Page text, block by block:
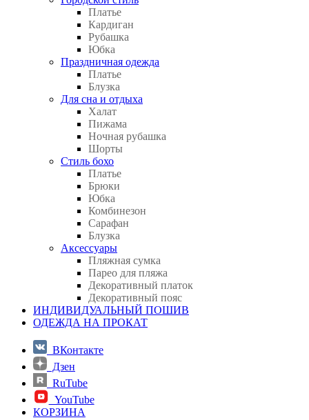
Платье
Кардиган
Рубашка
Юбка
Праздничная одежда
Платье
Блузка
Для сна и отдыха
Халат
Пижама
Ночная рубашка
Шорты
Стиль бохо
Платье
Брюки
Юбка
Комбинезон
Сарафан
Блузка
Аксессуары
Пляжная сумка
Парео для пляжа
Декоративный платок
Декоративный пояс
ИНДИВИДУАЛЬНЫЙ ПОШИВ
ОДЕЖДА НА ПРОКАТ
ВКонтакте
Дзен
RuTube
YouTube
КОРЗИНА